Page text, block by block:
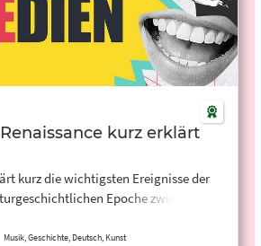
kurz erklärt
kurz die wichtigsten Ereignisse der
Epoche zwischen
Musik, Geschichte, Deutsch, Kunst